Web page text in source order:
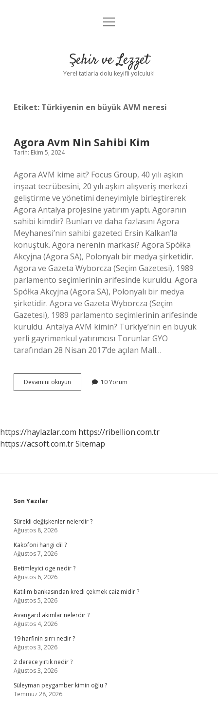
Anasayfa
Yasal Uyarı
menüyü
Şehir ve Lezzet
Yerel tatlarla dolu keyifli yolculuk!
Etiket: Türkiyenin en büyük AVM neresi
Agora Avm Nin Sahibi Kim
Tarih: Ekim 5, 2024
Agora AVM kime ait? Focus Group, 40 yılı aşkın
inşaat tecrübesini, 20 yılı aşkın alışveriş merkezi
geliştirme ve yönetimi deneyimiyle birleştirerek
Agora Antalya projesine yatırım yaptı. Agoranın
sahibi kimdir? Bunları ve daha fazlasını Agora
Meyhanesi’nin sahibi gazeteci Ersin Kalkan’la
konuştuk. Agora nerenin markası? Agora Spółka
Akcyjna (Agora SA), Polonyalı bir medya şirketidir.
Agora ve Gazeta Wyborcza (Seçim Gazetesi), 1989
parlamento seçimlerinin arifesinde kuruldu. Agora
Spółka Akcyjna (Agora SA), Polonyalı bir medya
şirketidir. Agora ve Gazeta Wyborcza (Seçim
Gazetesi), 1989 parlamento seçimlerinin arifesinde
kuruldu. Antalya AVM kimin? Türkiye’nin en büyük
yerli gayrimenkul yatırımcısı Torunlar GYO
tarafından 28 Nisan 2017’de açılan Mall…
Devamını okuyun
Avm
10 Yorum
https://haylazlar.com https://ribellion.com.tr
https://acsoft.com.trSitemap
Sidebar
Son Yazılar
Sürekli değişkenler nelerdir ?
Ağustos 8, 2026
Kakofoni hangi dil ?
Ağustos 7, 2026
Betimleyici öge nedir ?
Ağustos 6, 2026
Katılım bankasından kredi çekmek caiz midir ?
Ağustos 5, 2026
Avangard akımlar nelerdir ?
Ağustos 4, 2026
19 harfinin sırrı nedir ?
Ağustos 3, 2026
2 derece yırtık nedir ?
Ağustos 3, 2026
Süleyman peygamber kimin oğlu ?
Temmuz 28, 2026